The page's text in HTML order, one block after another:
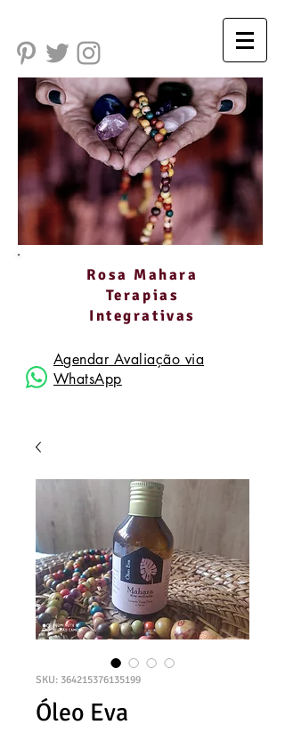
Rosa Mahara
Terapias
Integrativas
Agendar Avaliação via
WhatsApp
SKU: 364215376135199
Óleo Eva